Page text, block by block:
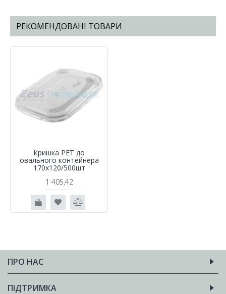
РЕКОМЕНДОВАНІ ТОВАРИ
Кришка РЕТ до
овального контейнера
170х120/500шт
1 405,42
ПРО НАС
ПІДТРИМКА